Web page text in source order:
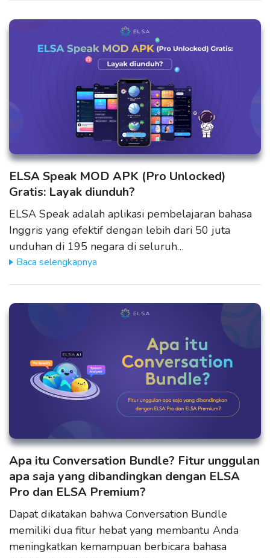
ELSA Speak MOD APK (Pro Unlocked)
Gratis: Layak diunduh?
ELSA Speak adalah aplikasi pembelajaran bahasa
Inggris yang efektif dengan lebih dari 50 juta
unduhan di 195 negara di seluruh…
Baca selengkapnya
Apa itu Conversation Bundle? Fitur unggulan
apa saja yang dibandingkan dengan ELSA
Pro dan ELSA Premium?
Dapat dikatakan bahwa Conversation Bundle
memiliki dua fitur hebat yang membantu Anda
meningkatkan kemampuan berbicara bahasa